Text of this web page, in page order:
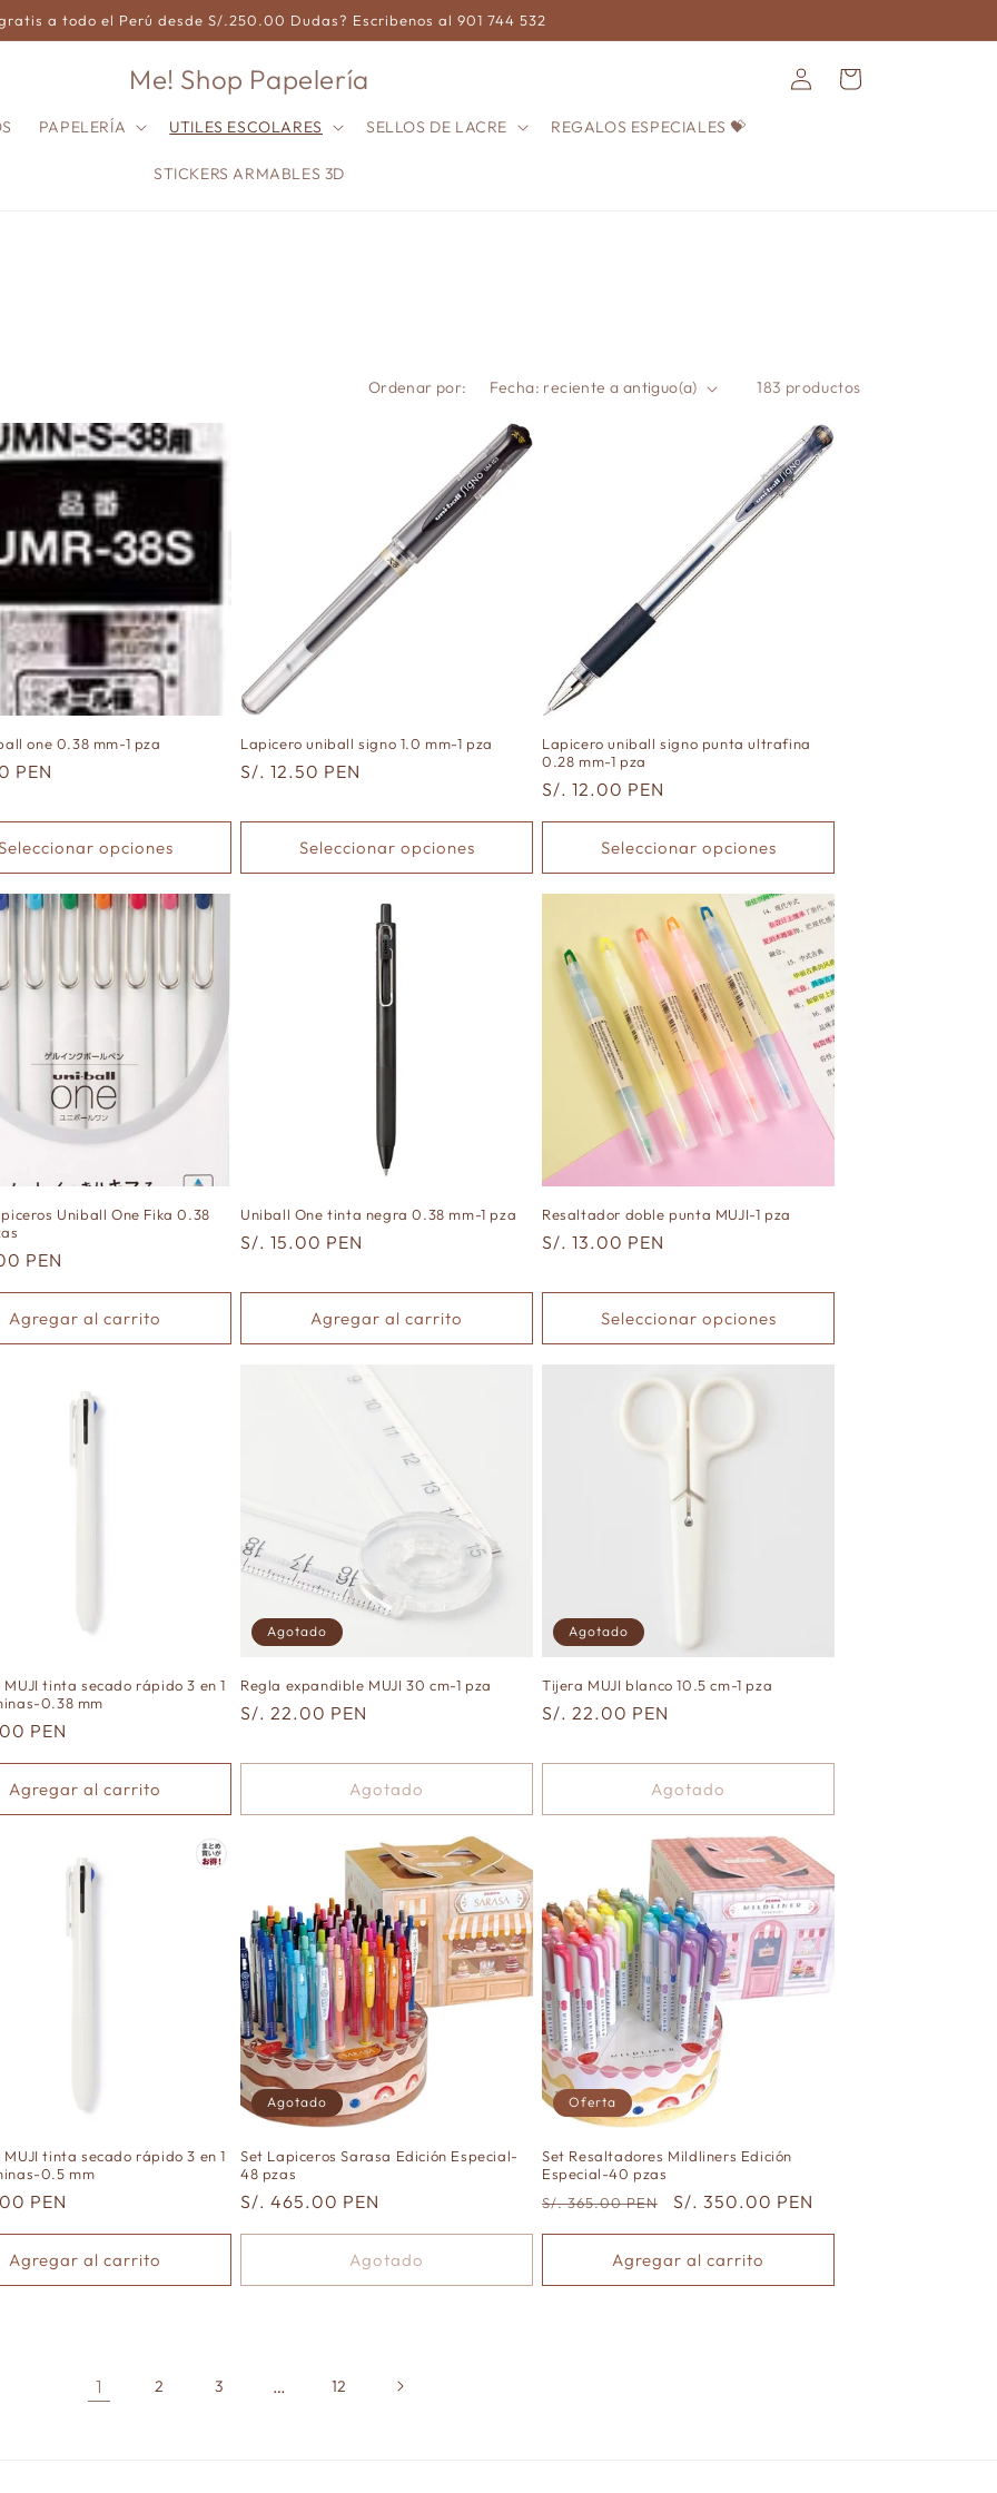
a todo el Perú desde S/.250.00 Dudas? Escribenos al 901 744 532
Me! Shop Papelería
PAPELERÍA UTILES ESCOLARES SELLOS DE LACRE REGALOS ESPECIALES 💝
STICKERS ARMABLES 3D
Iniciar
sesión
Carrito
Ordenar por: 183 productos
one 0.38 mm-1 pza
PEN
opciones
Lapicero uniball signo 1.0 mm-1 pza
Precio
S/. 12.50 PEN
Seleccionar opciones
Lapicero uniball signo punta ultrafina
0.28 mm-1 pza
Precio
habitual
S/. 12.00 PEN
Seleccionar opciones
Uniball One Fika 0.38
PEN
Agregar al carrito
Uniball One tinta negra 0.38 mm-1 pza
Precio
S/. 15.00 PEN
Agregar al carrito
Resaltador doble punta MUJI-1 pza
Precio
S/. 13.00 PEN
Seleccionar opciones
MUJI tinta secado rápido 3 en 1
0.38 mm
PEN
Agregar al carrito
Agotado
Regla expandible MUJI 30 cm-1 pza
Precio
S/. 22.00 PEN
Agotado
Agotado
Tijera MUJI blanco 10.5 cm-1 pza
Precio
S/. 22.00 PEN
Agotado
MUJI tinta secado rápido 3 en 1
0.5 mm
PEN
Agregar al carrito
Agotado
Set Lapiceros Sarasa Edición Especial-
48 pzas
Precio
habitual
S/. 465.00 PEN
Agotado
Oferta
Set Resaltadores Mildliners Edición
Especial-40 pzas
Precio
habitual
S/. 365.00 PEN
Precio
de
oferta
S/. 350.00 PEN
Agregar al carrito
1 2 3 … 12